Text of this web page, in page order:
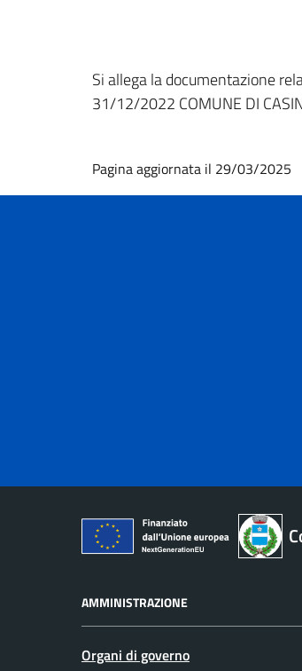
Si allega la documentazione
31/12/2022 COMUNE DI
Pagina aggiornata il 29/03/2025
AMMINISTRAZIONE
Organi di governo